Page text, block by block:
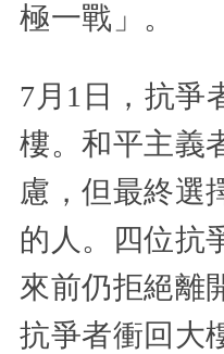
極一戰」。
7月1日，抗爭
樓。和平主義
慮，但最終選
的人。四位抗
來前仍拒絕離
抗爭者衝回大